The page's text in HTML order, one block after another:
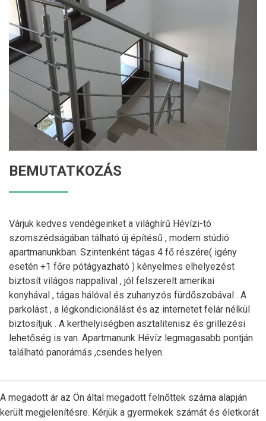
BEMUTATKOZÁS
Várjuk kedves vendégeinket a világhírű Hévízi-tó
szomszédságában tálható új építésű , modern stúdió
apartmanunkban. Szintenként tágas 4 fő részére( igény
esetén +1 főre pótágyazható ) kényelmes elhelyezést
biztosít világos nappalival , jól felszerelt amerikai
konyhával , tágas hálóval és zuhanyzós fürdőszobával . A
parkolást , a légkondicionálást és az internetet felár nélkül
biztosítjuk . A kerthelyiségben asztalitenisz és grillezési
lehetőség is van. Apartmanunk Hévíz legmagasabb pontján
található panorámás ,csendes helyen.
A megadott ár az Ön által megadott felnőttek száma alapján
került megjelenítésre. Kérjük a gyermekek számát és életkorát